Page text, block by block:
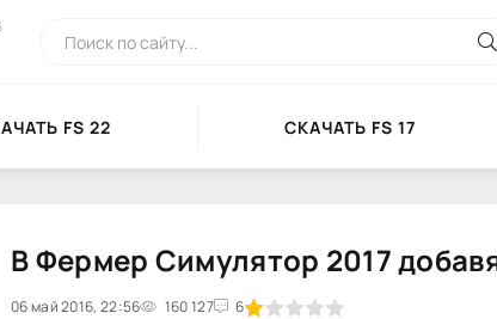
FS 22 СКАЧАТЬ FS 17
В Фермер Симулятор 2017
06 май 2016, 22:56 160 127 6
20 1 2 3 4 5